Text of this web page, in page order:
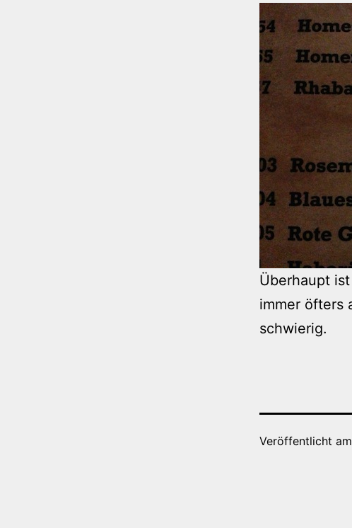
Überhaupt
immer öfters
schwierig.
Veröffentlicht am